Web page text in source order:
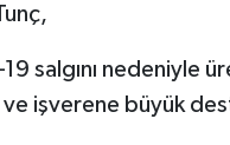
salgını nedeniyle
işverene büyük